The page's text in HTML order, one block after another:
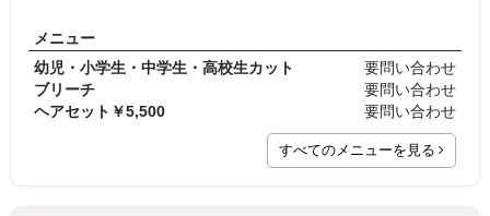
メニュー
幼児・小学生・中学生・高校生カット
要問い合わせ
ブリーチ
要問い合わせ
ヘアセット￥5,500
要問い合わせ
すべてのメニューを見る